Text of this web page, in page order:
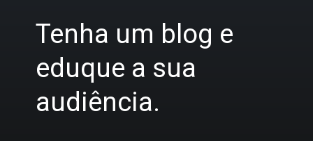
Tenha um blog e
eduque a sua
audiência.